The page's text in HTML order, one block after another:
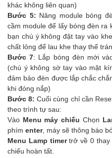
khác không liên quan)
Bước 5: Nâng module bóng
cầm module để lấy bóng đèn ra
bạn chú ý không đặt tay vào
chất lỏng để lau khe thay thế
Bước 7: Lắp bóng đèn mới
(chú ý không sờ tay vào mặt
đảm bảo đèn được lắp chắc
khi đóng nắp)
Bước 8:Cuối cùng chỉ cần
theo trình tự sau:
Vào Menu máy chiếu Chọn
phím enter, máy sẽ thông báo
Menu Lamp timertrở về 0 thay
chiếu hoàn tất.